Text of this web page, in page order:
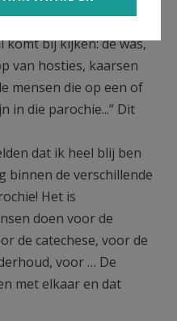
bedrijf. De mensen
komt bij kijken: de was,
van hosties, kaarsen
mensen die op een of
in die parochie...” Dit
dat ik heel blij ben
binnen de verschillende
Het is
doen voor de
de catechese, voor de
voor … De
met elkaar en dat